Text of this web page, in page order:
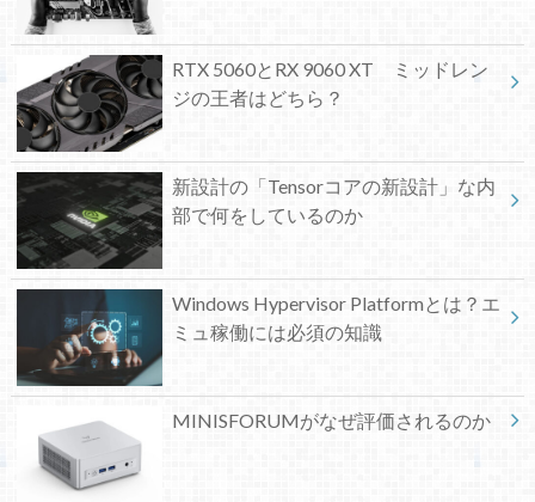
RTX 5060とRX 9060 XT ミッドレン
ジの王者はどちら？
新設計の「Tensorコアの新設計」な内
部で何をしているのか
Windows Hypervisor Platformとは？エ
ミュ稼働には必須の知識
MINISFORUMがなぜ評価されるのか